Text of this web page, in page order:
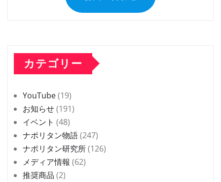
カテゴリー
YouTube(19)
お知らせ(191)
イベント (48)
ナポリタン物語(247)
ナポリタン研究所(126)
メディア情報 (62)
推奨商品 (2)